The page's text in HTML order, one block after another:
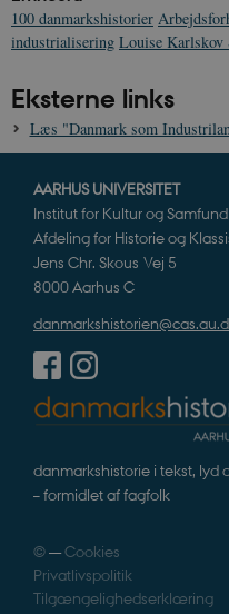
100 danmarkshistorier
industrialisering Louise Karlskov
Eksterne links
Læs "Danmark som
AARHUS UNIVERSITET
Institut for Kultur og Samfund
Afdeling for Historie og
Jens Chr. Skous Vej 5
8000 Aarhus C
danmarkshistorie i tekst, lyd
– formidlet af fagfolk
©—Cookies
Privatlivspolitik
Tilgængelighedserklæring